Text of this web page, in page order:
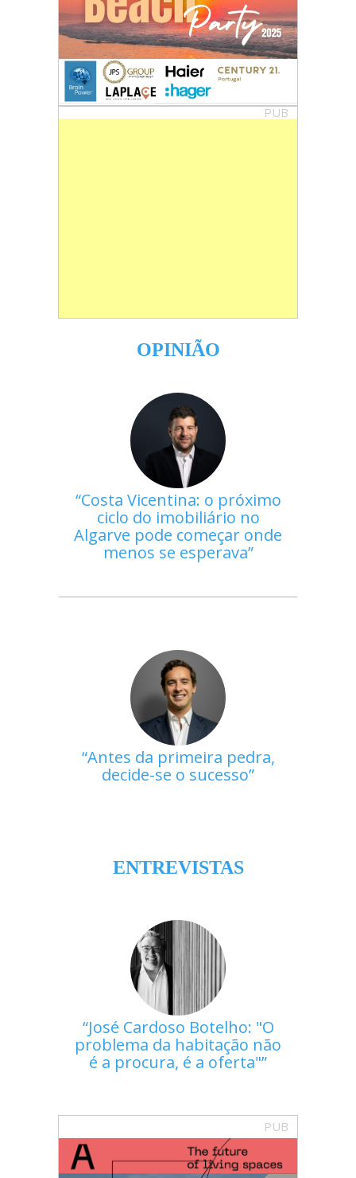
PUB
OPINIÃO
Costa Vicentina: o próximo
ciclo do imobiliário no
Algarve pode começar onde
menos se esperava
Antes da primeira pedra,
decide-se o sucesso
ENTREVISTAS
José Cardoso Botelho: "O
problema da habitação não
é a procura, é a oferta"
PUB